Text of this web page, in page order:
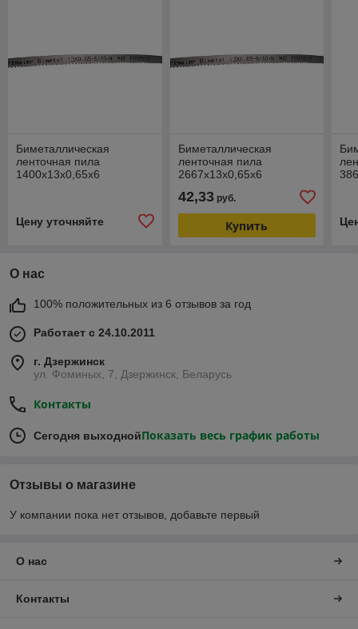
Биметаллическая
ленточная пила
1400х13х0,65х6
Цену уточняйте
Биметаллическая
ленточная пила
2667х13х0,65х6
42,33руб.
Купить
О нас
100% положительных из 6 отзывов за год
Работает с 24.10.2011
г. Дзержинск
ул. Фоминых, 7, Дзержинск, Беларусь
Контакты
Сегодня выходнойПоказать весь график работы
Отзывы о магазине
У компании пока нет отзывов, добавьте первый
О нас
Контакты